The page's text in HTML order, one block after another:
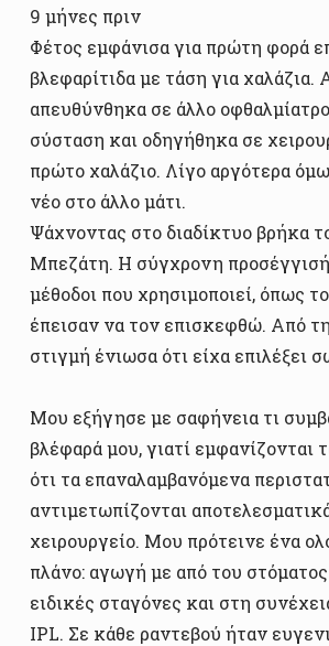
9 μήνες πριν
Φέτος εμφάνισα για πρώτη φορά
βλεφαρίτιδα με τάση για χαλάζια.
απευθύνθηκα σε άλλο
σύσταση και οδηγήθηκα σε
πρώτο χαλάζιο. Λίγο αργότερα
νέο στο άλλο μάτι.
Ψάχνοντας στο διαδίκτυο βρήκα
Μπεζάτη. Η σύγχρονη προσέγγισή
μέθοδοι που χρησιμοποιεί, όπως
έπεισαν να τον επισκεφθώ. Από
στιγμή ένιωσα ότι είχα επιλέξει
Μου εξήγησε με σαφήνεια τι
βλέφαρά μου, γιατί εμφανίζονται
ότι τα επαναλαμβανόμενα
αντιμετωπίζονται
χειρουργείο. Μου πρότεινε ένα
πλάνο: αγωγή με από του
ειδικές σταγόνες και στη
IPL. Σε κάθε ραντεβού ήταν